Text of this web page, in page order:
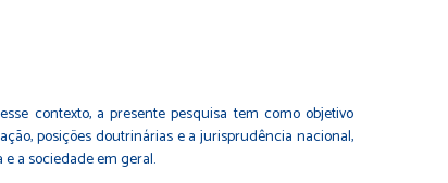
contexto, a presente pesquisa tem como objetivo
posições doutrinárias e a jurisprudência nacional,
a sociedade em geral.